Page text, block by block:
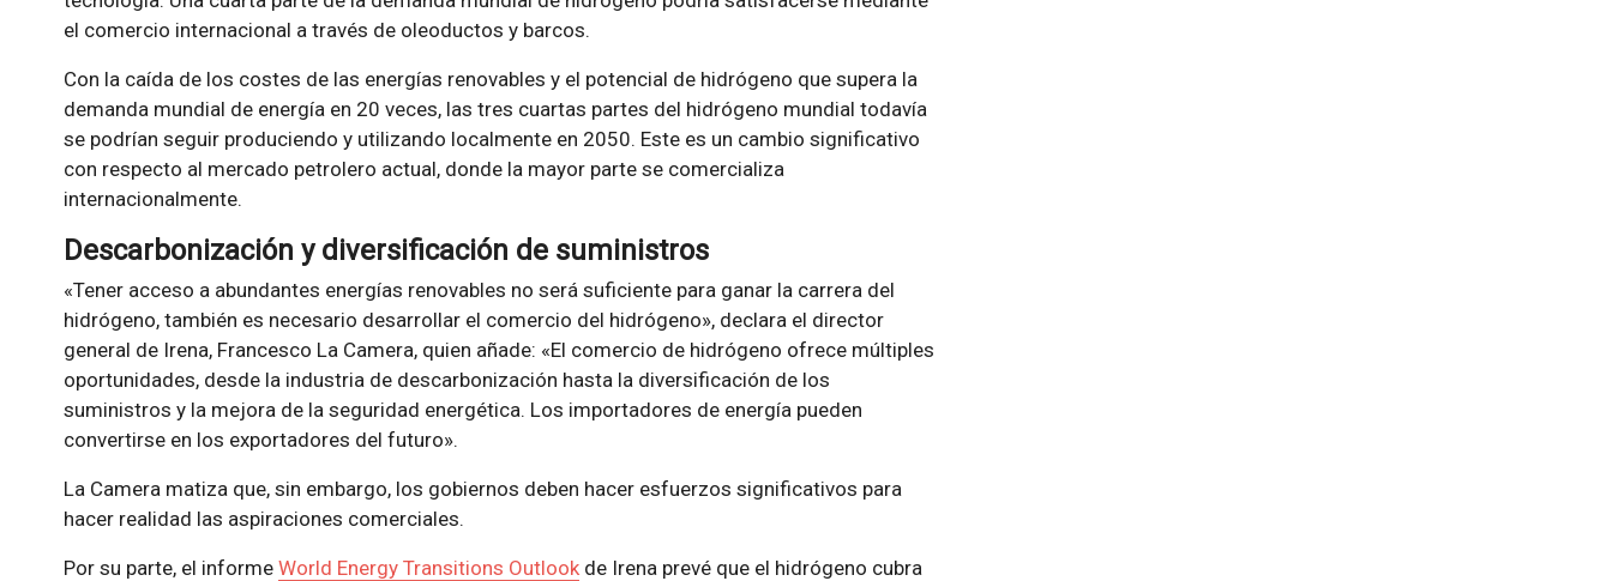
el comercio internacional a través de oleoductos y barcos.
Con la caída de los costes de las energías renovables y el potencial de hidrógeno que supera la
demanda mundial de energía en 20 veces, las tres cuartas partes del hidrógeno mundial todavía
se podrían seguir produciendo y utilizando localmente en 2050. Este es un cambio significativo
con respecto al mercado petrolero actual, donde la mayor parte se comercializa
internacionalmente.
Descarbonización y diversificación de suministros
«Tener acceso a abundantes energías renovables no será suficiente para ganar la carrera del
hidrógeno, también es necesario desarrollar el comercio del hidrógeno», declara el director
general de Irena, Francesco La Camera, quien añade: «El comercio de hidrógeno ofrece múltiples
oportunidades, desde la industria de descarbonización hasta la diversificación de los
suministros y la mejora de la seguridad energética. Los importadores de energía pueden
convertirse en los exportadores del futuro».
La Camera matiza que, sin embargo, los gobiernos deben hacer esfuerzos significativos para
hacer realidad las aspiraciones comerciales.
Por su parte, el informe World Energy Transitions Outlookde Irena prevé que el hidrógeno cubra